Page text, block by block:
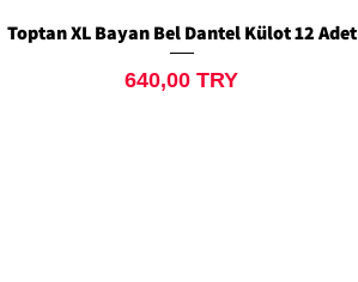
Aperçu rapide
Toptan XL Bayan Bel Dantel Külot 12 Adet
Prix
640,00 TRY